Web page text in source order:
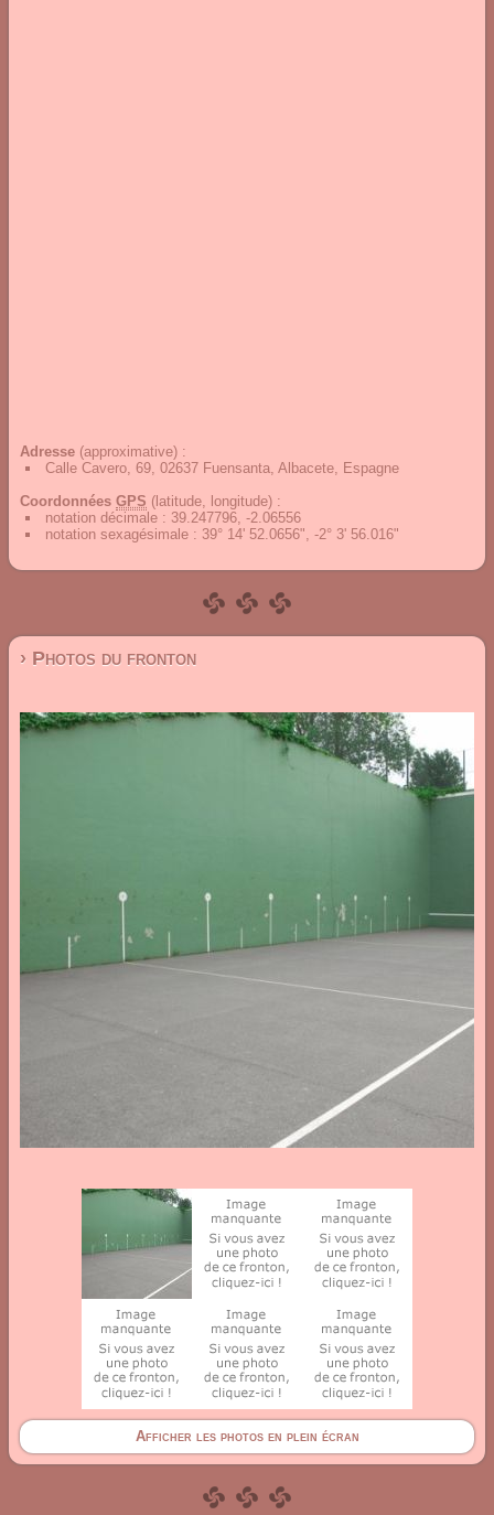
Adresse (approximative) :
Calle Cavero, 69, 02637 Fuensanta, Albacete, Espagne
Coordonnées GPS (latitude, longitude) :
notation décimale : 39.247796, -2.06556
notation sexagésimale : 39° 14' 52.0656", -2° 3' 56.016"
› Photos du fronton
Afficher les photos en plein écran